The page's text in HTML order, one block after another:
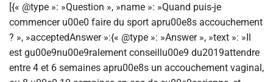
[{« @type »: »Question », »name »: »Quand puis-je
commencer u00e0 faire du sport apru00e8s accouchement
? », »acceptedAnswer »:{« @type »: »Answer », »text »: »Il
est gu00e9nu00e9ralement conseillu00e9 du2019attendre
entre 4 et 6 semaines apru00e8s un accouchement vaginal,